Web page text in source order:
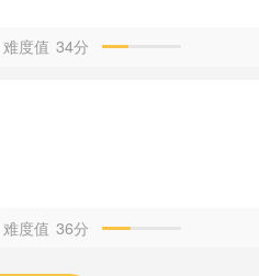
难度值 34分
难度值 36分